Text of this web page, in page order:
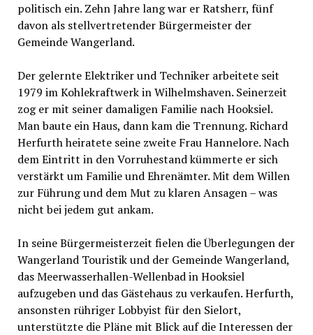
politisch ein. Zehn Jahre lang war er Ratsherr, fünf
davon als stellvertretender Bürgermeister der
Gemeinde Wangerland.
Der gelernte Elektriker und Techniker arbeitete seit
1979 im Kohlekraftwerk in Wilhelmshaven. Seinerzeit
zog er mit seiner damaligen Familie nach Hooksiel.
Man baute ein Haus, dann kam die Trennung. Richard
Herfurth heiratete seine zweite Frau Hannelore. Nach
dem Eintritt in den Vorruhestand kümmerte er sich
verstärkt um Familie und Ehrenämter. Mit dem Willen
zur Führung und dem Mut zu klaren Ansagen – was
nicht bei jedem gut ankam.
In seine Bürgermeisterzeit fielen die Überlegungen der
Wangerland Touristik und der Gemeinde Wangerland,
das Meerwasserhallen-Wellenbad in Hooksiel
aufzugeben und das Gästehaus zu verkaufen. Herfurth,
ansonsten rühriger Lobbyist für den Sielort,
unterstützte die Pläne mit Blick auf die Interessen der